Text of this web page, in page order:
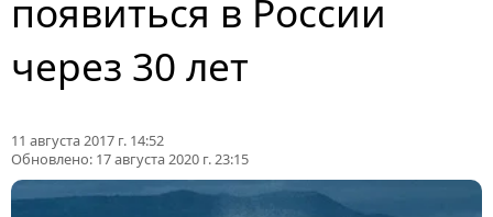
появиться в России
через 30 лет
11 августа 2017 г. 14:52
Обновлено: 17 августа 2020 г. 23:15